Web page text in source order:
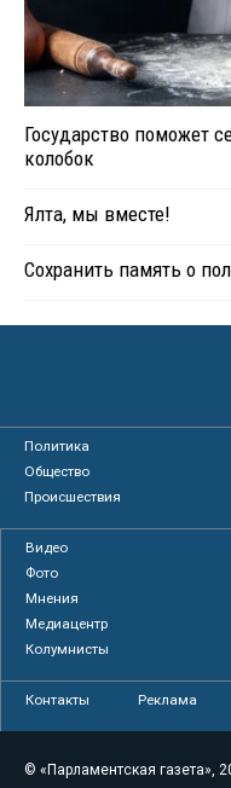
Государство поможет
колобок
Ялта, мы вместе!
Сохранить память о
Политика
Общество
Происшествия
Видео
Фото
Мнения
Медиацентр
Колумнисты
Контакты Реклама
© «Парламентская газета»,